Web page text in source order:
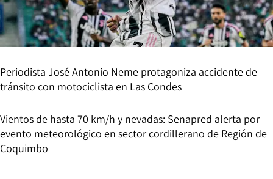
Periodista José Antonio Neme protagoniza accidente de
tránsito con motociclista en Las Condes
Vientos de hasta 70 km/h y nevadas: Senapred alerta por
evento meteorológico en sector cordillerano de Región de
Coquimbo